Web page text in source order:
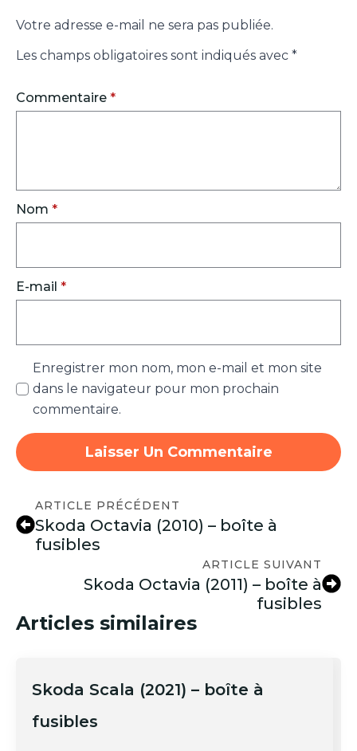
Votre adresse e-mail ne sera pas publiée.
Les champs obligatoires sont indiqués avec *
Commentaire *
Nom *
E-mail *
Enregistrer mon nom, mon e-mail et mon site
dans le navigateur pour mon prochain
commentaire.
ARTICLE PRÉCÉDENT
Skoda Octavia (2010) – boîte à
fusibles
ARTICLE SUIVANT
Skoda Octavia (2011) – boîte à
fusibles
Articles similaires
Skoda Scala (2021) – boîte à
fusibles